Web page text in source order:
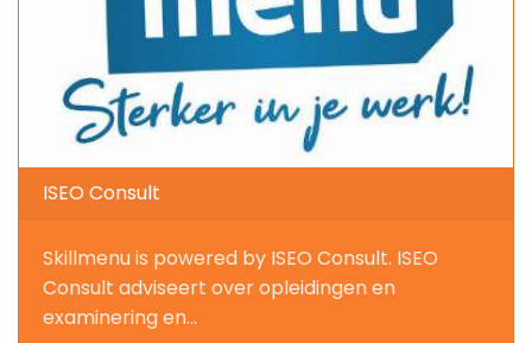
ISEO Consult
Skillmenu is powered by ISEO Consult. ISEO
Consult adviseert over opleidingen en
examinering en...